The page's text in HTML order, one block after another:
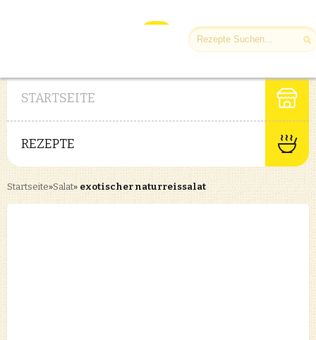
STARTSEITE
REZEPTE
Startseite»Salat» exotischer naturreissalat